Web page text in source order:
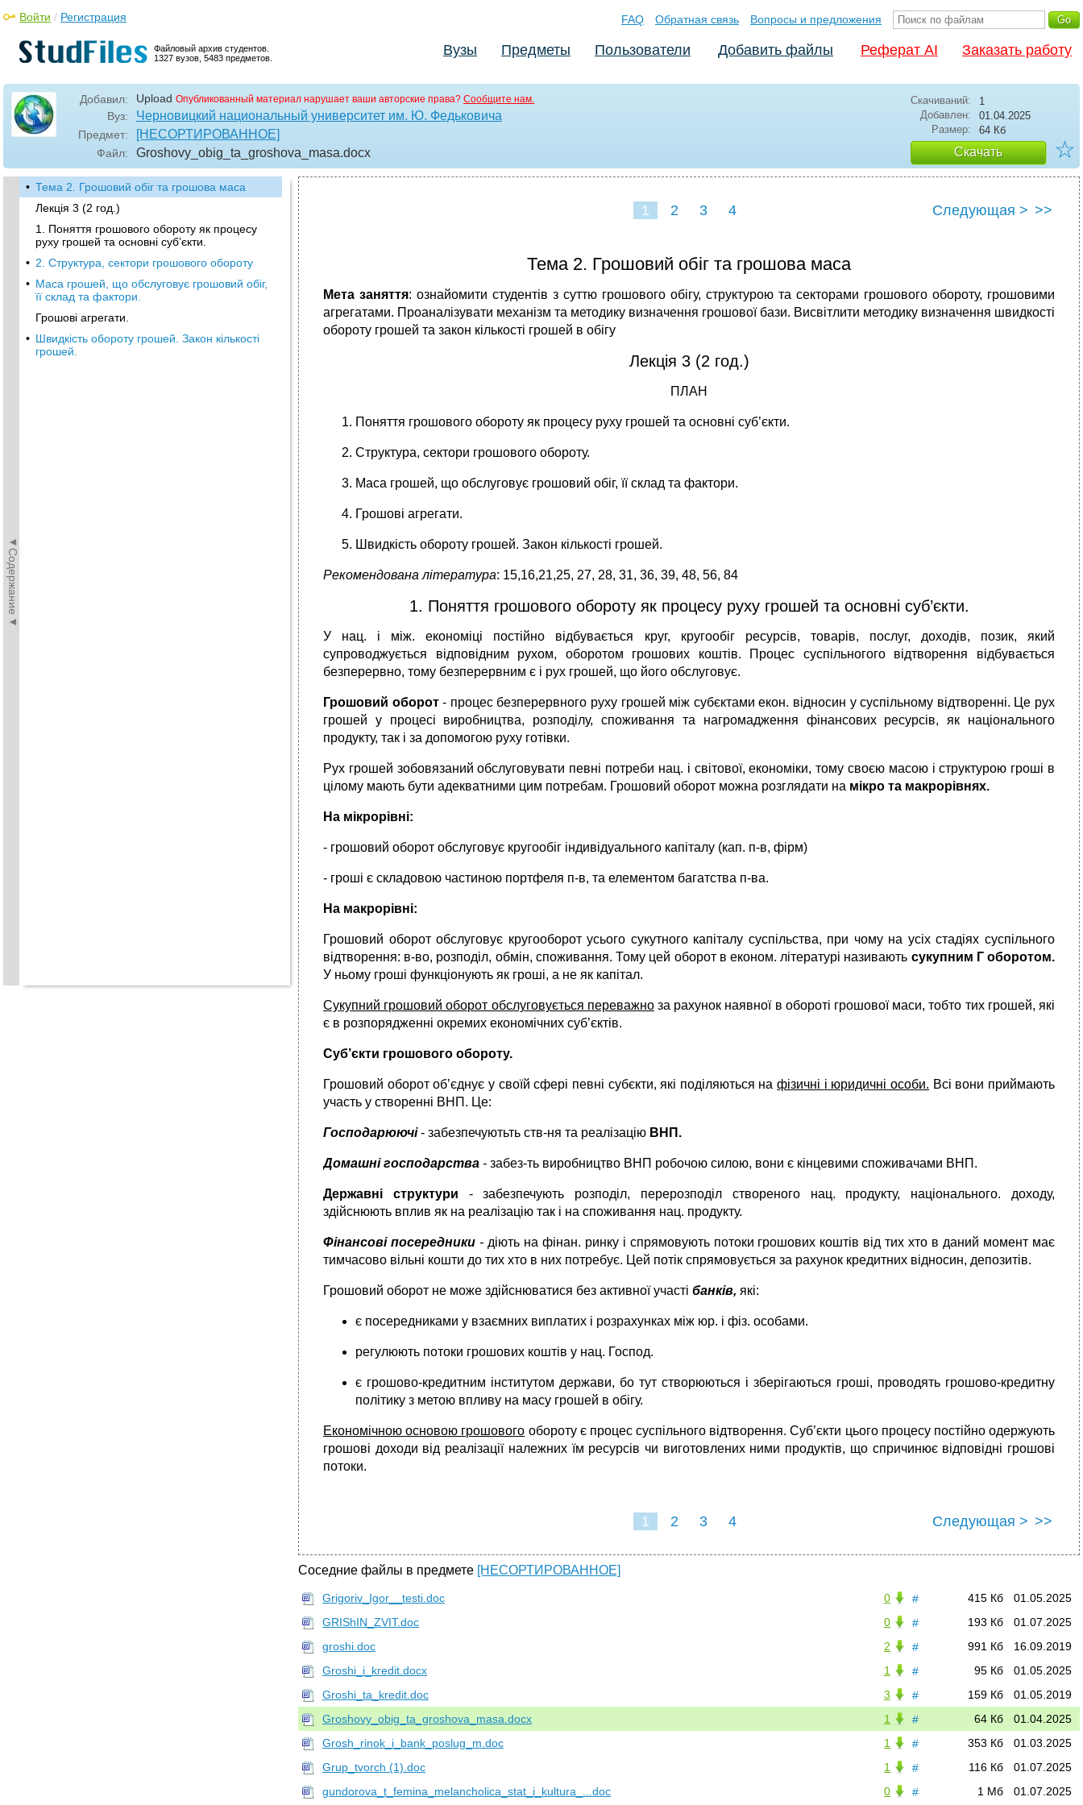
Файловый архив студентов.
1327 вузов, 5483 предметов.
Войти / Регистрация FAQ Обратная связь Вопросы и предложения
Вузы Предметы Пользователи Добавить файлы Реферат AI Заказать работу
Добавил: Upload Опубликованный материал нарушает ваши авторские права? Сообщите нам.
Вуз: Черновицкий национальный университет им. Ю. Федьковича
Предмет: [НЕСОРТИРОВАННОЕ]
Файл: Groshovy_obig_ta_groshova_masa.docx
Скачиваний:
1
Добавлен:
01.04.2025
Размер:
64 Кб
Скачать ☆
◄Содержание◄
• Тема 2. Грошовий обіг та грошова маса
Лекція 3 (2 год.)
1. Поняття грошового обороту як процесу
руху грошей та основні суб’єкти.
• 2. Структура, сектори грошового обороту
• Маса грошей, що обслуговує грошовий обіг,
її склад та фактори.
Грошові агрегати.
• Швидкість обороту грошей. Закон кількості
грошей.
1 2 3 4 Следующая > >>
Тема 2. Грошовий обіг та грошова маса
Мета заняття: ознайомити студентів з суттю грошового обігу, структурою та секторами грошового обороту, грошовими
агрегатами. Проаналізувати механізм та методику визначення грошової бази. Висвітлити методику визначення швидкості
обороту грошей та закон кількості грошей в обігу
Лекція 3 (2 год.)
ПЛАН
Поняття грошового обороту як процесу руху грошей та основні суб’єкти.
Структура, сектори грошового обороту.
Маса грошей, що обслуговує грошовий обіг, її склад та фактори.
Грошові агрегати.
Швидкість обороту грошей. Закон кількості грошей.
Рекомендована література: 15,16,21,25, 27, 28, 31, 36, 39, 48, 56, 84
1. Поняття грошового обороту як процесу руху грошей та основні суб’єкти.
У нац. і між. економіці постійно відбувається круг, кругообіг ресурсів, товарів, послуг, доходів, позик, який
супроводжується відповідним рухом, оборотом грошових коштів. Процес суспільногого відтворення відбувається
безперервно, тому безперервним є і рух грошей, що його обслуговує.
Грошовий оборот- процес безперервного руху грошей між субєктами екон. відносин у суспільному відтворенні. Це рух
грошей у процесі виробництва, розподілу, споживання та нагромадження фінансових ресурсів, як національного
продукту, так і за допомогою руху готівки.
Рух грошей зобовязаний обслуговувати певні потреби нац. і світової, економіки, тому своєю масою і структурою гроші в
цілому мають бути адекватними цим потребам. Грошовий оборот можна розглядати на мікро та макрорівнях.
На мікрорівні:
- грошовий оборот обслуговує кругообіг індивідуального капіталу (кап. п-в, фірм)
- гроші є складовою частиною портфеля п-в, та елементом багатства п-ва.
На макрорівні:
Грошовий оборот обслуговує кругооборот усього сукутного капіталу суспільства, при чому на усіх стадіях суспільного
відтворення: в-во, розподіл, обмін, споживання. Тому цей оборот в економ. літературі називають сукупним Г оборотом.
У ньому гроші функціонують як гроші, а не як капітал.
Сукупний грошовий оборот обслуговується переважноза рахунок наявної в обороті грошової маси, тобто тих грошей, які
є в розпорядженні окремих економічних суб’єктів.
Суб’єкти грошового обороту.
Грошовий оборот об’єднує у своїй сфері певні субєкти, які поділяються нафізичні і юридичні особи. Всі вони приймають
участь у створенні ВНП. Це:
Господарюючі- забезпечуютьть ств-ня та реалізацію ВНП.
Домашні господарства - забез-ть виробництво ВНП робочою силою, вони є кінцевими споживачами ВНП.
Державні структури - забезпечують розподіл, перерозподіл створеного нац. продукту, національного. доходу,
здійснюють вплив як на реалізацію так і на споживання нац. продукту.
Фінансові посередники - діють на фінан. ринку і спрямовують потоки грошових коштів від тих хто в даний момент має
тимчасово вільні кошти до тих хто в них потребує. Цей потік спрямовується за рахунок кредитних відносин, депозитів.
Грошовий оборот не може здійснюватися без активної участі банків, які:
є посередниками у взаємних виплатих і розрахунках між юр. і фіз. особами.
регулюють потоки грошових коштів у нац. Господ.
є грошово-кредитним інститутом держави, бо тут створюються і зберігаються гроші, проводять грошово-кредитну
політику з метою впливу на масу грошей в обігу.
Економічною основою грошового обороту є процес суспільного відтворення. Суб’єкти цього процесу постійно одержують
грошові доходи від реалізації належних їм ресурсів чи виготовлених ними продуктів, що спричинює відповідні грошові
потоки.
1 2 3 4 Следующая > >>
Соседние файлы в предмете [НЕСОРТИРОВАННОЕ]
# 01.05.2025
415 Кб
0
Grigoriv_Igor__testi.doc
#
01.07.2025
193 Кб
0
GRIShIN_ZVIT.doc
#
16.09.2019
991 Кб
2
groshi.doc
#
01.05.2025
95 Кб
1
Groshi_i_kredit.docx
#
01.05.2019
159 Кб
3
Groshi_ta_kredit.doc
#
01.04.2025
64 Кб
1
Groshovy_obig_ta_groshova_masa.docx
#
01.03.2025
353 Кб
1
Grosh_rinok_i_bank_poslug_m.doc
#
01.07.2025
116 Кб
1
Grup_tvorch (1).doc
#
01.07.2025
1 Мб
0
gundorova_t_femina_melancholica_stat_i_kultura_...doc